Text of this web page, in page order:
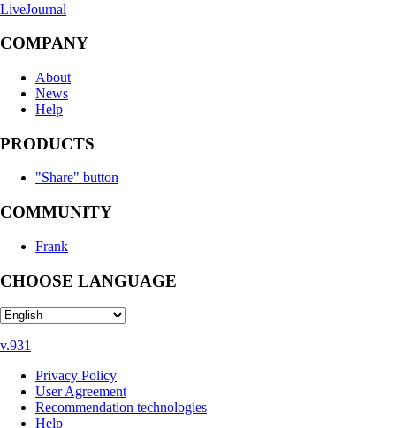
LiveJournal
COMPANY
About
News
Help
PRODUCTS
"Share" button
COMMUNITY
Frank
CHOOSE LANGUAGE
v.931
Privacy Policy
User Agreement
Recommendation technologies
Help